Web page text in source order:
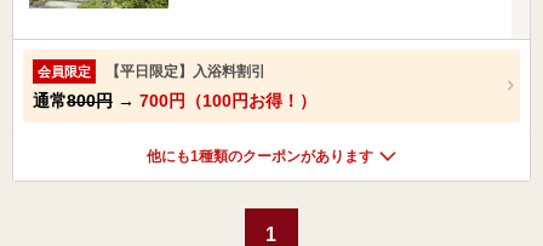
会員限定 【平日限定】入浴料割引
通常800円 → 700円（100円お得！）
他にも1種類のクーポンがあります
1